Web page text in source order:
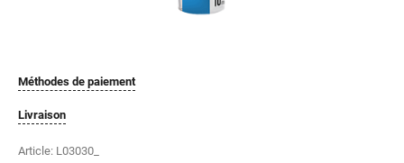
Méthodes de paiement
Livraison
Article: L03030_